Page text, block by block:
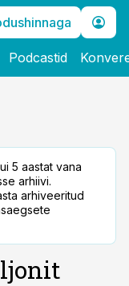
Podcastid
5 aastat vana
arhiivi.
arhiveeritud